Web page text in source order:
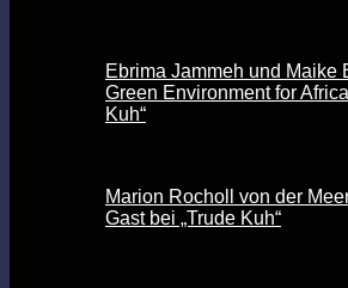
Ebrima Jammeh und Maike
Green Environment for
Kuh“
Marion Rocholl von der
Gast bei „Trude Kuh“